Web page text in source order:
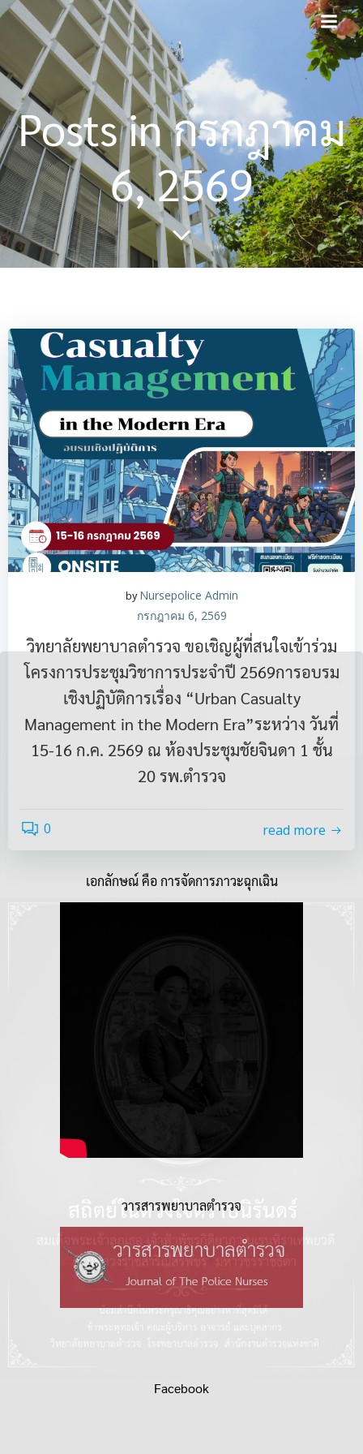
content
Posts in กรกฎาคม
6, 2569
byNursepolice Admin
กรกฎาคม 6, 2569
วิทยาลัยพยาบาลตำรวจ ขอเชิญผู้ที่สนใจเข้าร่วม
โครงการประชุมวิชาการประจำปี 2569การอบรม
เชิงปฏิบัติการเรื่อง “Urban Casualty
Management in the Modern Era”ระหว่าง วันที่
15-16 ก.ค. 2569 ณ ห้องประชุมชัยจินดา 1 ชั้น
20 รพ.ตำรวจ
0 read more
เอกลักษณ์ คือ การจัดการภาวะฉุกเฉิน
วารสารพยาบาลตำรวจ
Facebook